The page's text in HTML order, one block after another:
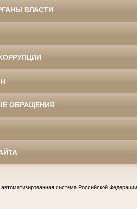
ВЛАСТИ
ОБРАЩЕНИЯ
автоматизированная система Российской